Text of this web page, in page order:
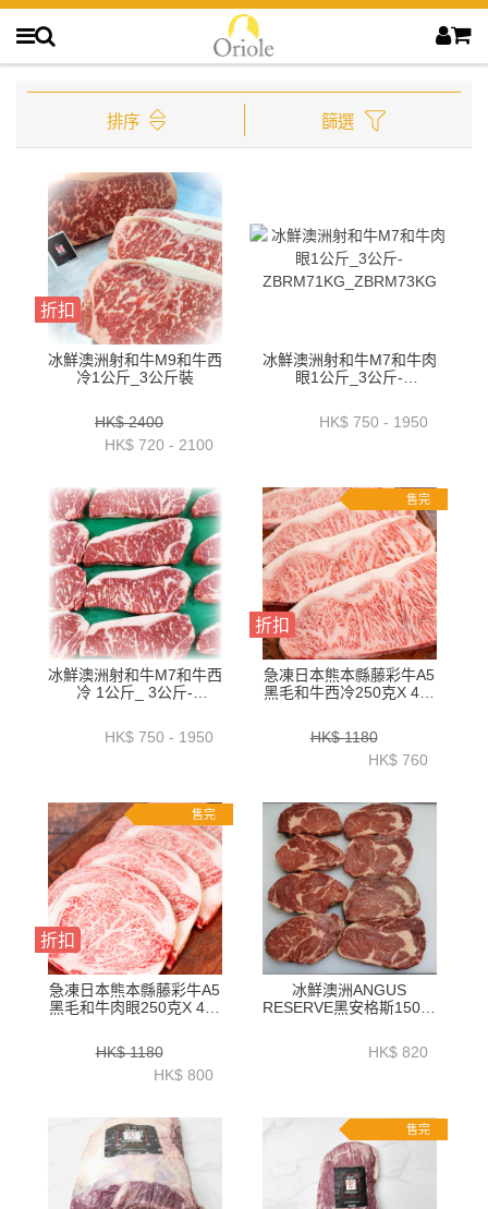
排序 篩選
折扣
冰鮮澳洲射和牛M9和牛西
冷1公斤_3公斤裝
HK$ 2400
HK$ 720 - 2100
冰鮮澳洲射和牛M7和牛肉
眼1公斤_3公斤-
HK$ 750 - 1950
冰鮮澳洲射和牛M7和牛西
冷 1公斤_ 3公斤-
ZBSM73KG
HK$ 750 - 1950
售完
折扣
急凍日本熊本縣藤彩牛A5
黑毛和牛西冷250克X 4件
HK$ 1180
HK$ 760
售完
折扣
急凍日本熊本縣藤彩牛A5
黑毛和牛肉眼250克X 4件
HK$ 1180
HK$ 800
冰鮮澳洲ANGUS
RESERVE黑安格斯150天
ZBREAR2KG
HK$ 820
售完